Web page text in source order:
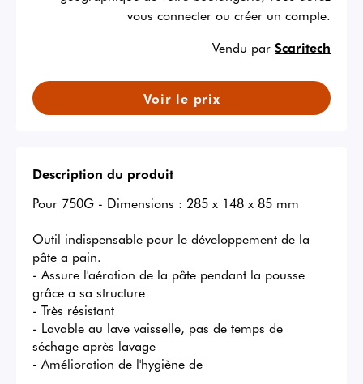
vous connecter ou créer un compte.
Vendu par Scaritech
Voir le prix
Description du produit
Pour 750G - Dimensions : 285 x 148 x 85 mm
Outil indispensable pour le développement de la
pâte a pain.
- Assure l'aération de la pâte pendant la pousse
grâce a sa structure
- Très résistant
- Lavable au lave vaisselle, pas de temps de
séchage après lavage
- Amélioration de l'hygiène de